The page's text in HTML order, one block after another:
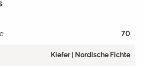
70
Kiefer | Nordische Fichte